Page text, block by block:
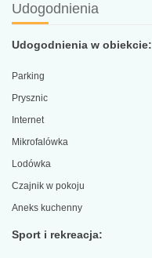
Udogodnienia
Udogodnienia w obiekcie:
Parking
Prysznic
Internet
Mikrofalówka
Lodówka
Czajnik w pokoju
Aneks kuchenny
Sport i rekreacja: